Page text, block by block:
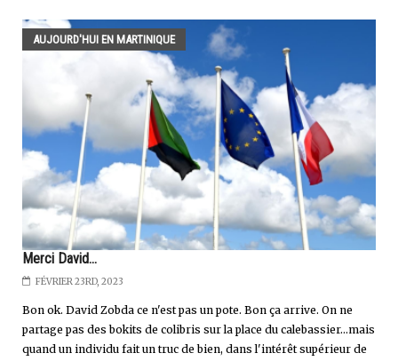
AUJOURD'HUI EN MARTINIQUE
Merci David...
FÉVRIER 23RD, 2023
Bon ok. David Zobda ce n'est pas un pote. Bon ça arrive. On ne
partage pas des bokits de colibris sur la place du calebassier...mais
quand un individu fait un truc de bien, dans l'intérêt supérieur de